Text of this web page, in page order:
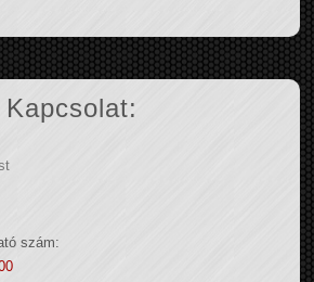
Kapcsolat:
szám: